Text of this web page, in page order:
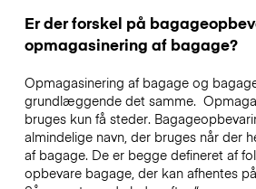
Er der forskel på
opmagasinering af bagage?
Opmagasinering af bagage og
grundlæggende det samme.
bruges kun få steder.
almindelige navn, der bruges når der
af bagage. De er begge defineret af
opbevare bagage, der kan afhentes